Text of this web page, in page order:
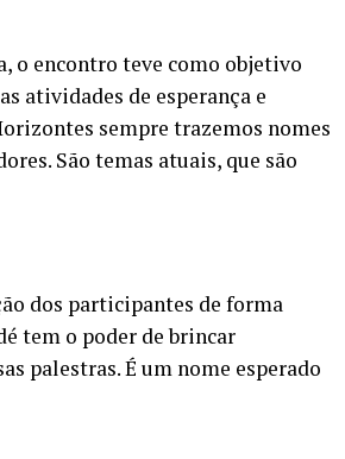
o encontro teve como objetivo
atividades de esperança e
sempre trazemos nomes
São temas atuais, que são
dos participantes de forma
tem o poder de brincar
palestras. É um nome esperado